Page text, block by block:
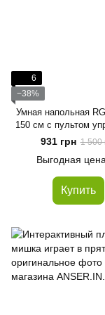
6
−38%
Умная напольная
150 см с пультом
931 грн 1 500
Выгодная
Купить